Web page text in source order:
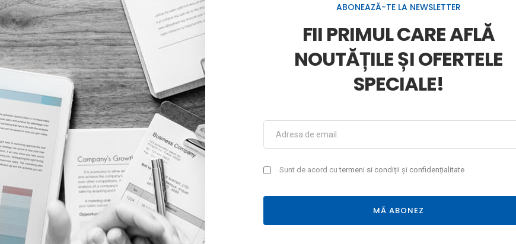
ABONEAZĂ-TE LA NEWSLETTER
FII PRIMUL CARE AFLĂ
NOUTĂȚILE ȘI OFERTELE
SPECIALE!
Sunt de acord cutermeni si condiții și confidențialitate
MĂ ABONEZ